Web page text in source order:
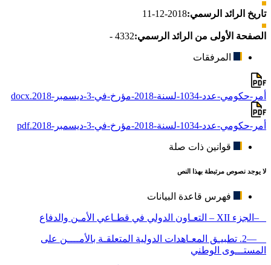
تاريخ الرائد الرسمي:2018-12-11
الصفحة الأولى من الرائد الرسمي:4332 -
المرفقات
أمر-حكومي-عدد-1034-لسنة-2018-مؤرخ-في-3-ديسمبر-2018.docx
أمر-حكومي-عدد-1034-لسنة-2018-مؤرخ-في-3-ديسمبر-2018.pdf
قوانين ذات صلة
لا يوجد نصوص مرتبطة بهذا النص
فهرس قاعدة البيانات
–الجزء XII – التعـاون الدولي في قطـاعي الأمـن والدفاع
—2. تطبيـق المعـاهدات الدولية المتعلقـة بالأمــــن على
المستـــوى الوطني